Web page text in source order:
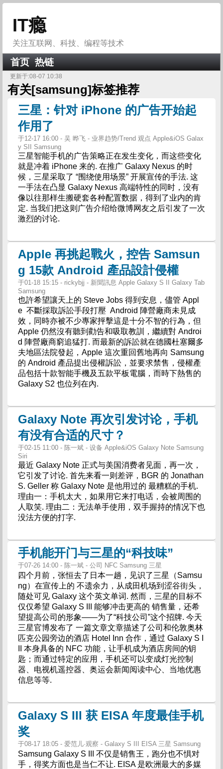
IT瘾
关注互联网、科技、编程等技术
首页 热链
更新于:08-07 10:38
有关[samsung]标签推荐
三星：针对 iPhone 的广告开始起
作用了
于12-17 16:00 - 吴 晔飞 - 业界趋势/Trend 观点 Apple&iOS Galax
y SII Samsung
三星智能手机的广告策略正在发生变化，而这些变化
就是冲着 iPhone 来的. 在推广 Galaxy Nexus 的时
候，三星采取了 “围绕使用场景” 开展宣传的手法. 这
一手法在凸显 Galaxy Nexus 高端特性的同时，没有
像以往那样生搬硬套各种配置数据，得到了业内的肯
定. 当我们把这则广告介绍给微博网友之后引发了一次
激烈的讨论.
Apple 再挑起戰火，控告 Samsun
g 15款 Android 產品設計侵權
于01-18 15:15 - rickybjj - 新聞訊息 Apple Galaxy S II Galaxy Tab
Samsung
也許希望讓天上的 Steve Jobs 得到安息，儘管 Appl
e 不斷採取訴訟手段打壓 Android 陣營廠商未見成
效，同時亦被不少專家抨擊這是十分不智的行為，但
Apple 仍然沒有聽到勸告和吸取教訓，繼續對 Androi
d 陣營廠商窮追猛打. 而最新的訴訟就在德國杜塞爾多
夫地區法院發起，Apple 這次重回舊地再向 Samsung
的 Android 產品提出侵權訴訟，並要求禁售，侵權產
品包括十款智能手機及五款平板電腦，而時下熱售的
Galaxy S2 也位列在內.
Galaxy Note 再次引发讨论，手机
有没有合适的尺寸？
于02-15 11:00 - 陈一斌 - 设备 Apple&iOS Galaxy Note Samsung
Siri
最近 Galaxy Note 正式与美国消费者见面，再一次，
它引发了讨论. 首先来看一则差评，BGR 的 Jonathan
S. Geller 称 Galaxy Note 是他用过的 最糟糕的手机.
理由一：手机太大，如果用它来打电话，会被周围的
人取笑. 理由二：无法单手使用，双手握持的情况下也
没法方便的打字.
手机能开门与三星的“科技味”
于07-26 14:00 - 陈一斌 - 公司 NFC Samsung 三星
四个月前，张恒去了日本一趟，见识了三星（Samsu
ng）在宣传上的 不遗余力，从成田机场到涩谷街头，
随处可见 Galaxy 这个英文单词. 然而，三星的目标不
仅仅希望 Galaxy S III 能够冲击更高的 销售量，还希
望提高公司的形象——为了“科技公司”这个招牌. 今天
三星官博发布了 一篇文章文章描述了公司和伦敦奥林
匹克公园旁边的酒店 Hotel Inn 合作，通过 Galaxy S I
II 本身具备的 NFC 功能，让手机成为酒店房间的钥
匙；而通过特定的应用，手机还可以变成灯光控制
器、电视机遥控器、奥运会新闻阅读中心、当地优惠
信息等等.
Galaxy S III 获 EISA 年度最佳手机
奖
于08-17 18:05 - 爱范儿·观察 - Galaxy S III EISA 三星 Samsung
Samsung Galaxy S III 不仅是销售王，跑分也不惧对
手，得奖方面也是当仁不让. EISA 是欧洲最大的多媒